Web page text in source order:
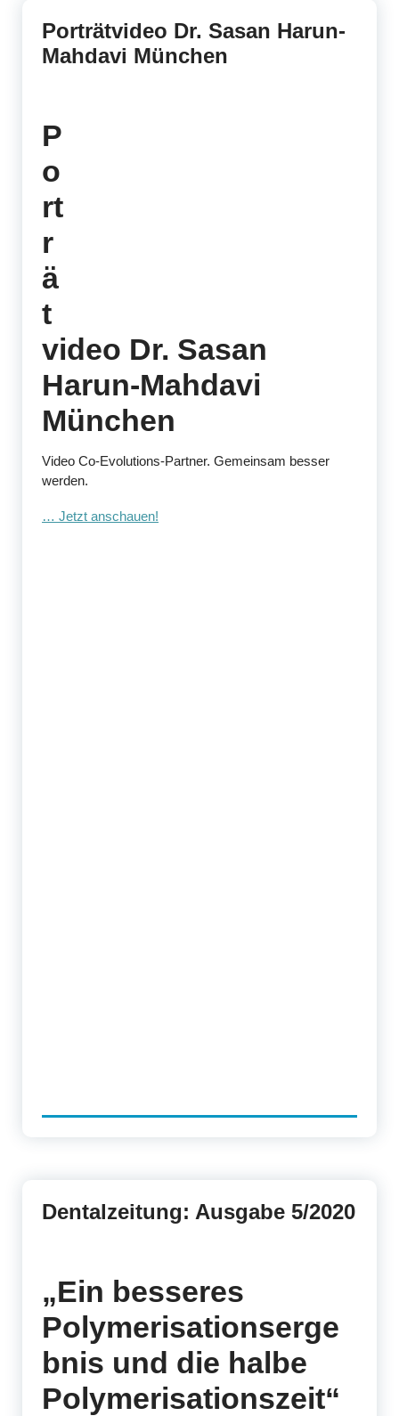
Porträtvideo Dr. Sasan Harun-
Mahdavi München
P
o
rt
r
ä
t
video Dr. Sasan
Harun-Mahdavi
München
Video Co-Evolutions-Partner. Gemeinsam besser
werden.
… Jetzt anschauen!
Dentalzeitung: Ausgabe 5/2020
„Ein besseres
Polymerisationserge
bnis und die halbe
Polymerisationszeit“